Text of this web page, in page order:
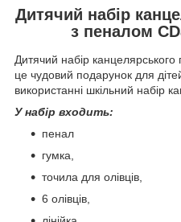
Дитячий набір
з пеналом
Дитячий набір
це чудовий подарунок для
використанні шкільний набір
У набір входить:
пенал
гумка,
точила для олівців,
6 олівців,